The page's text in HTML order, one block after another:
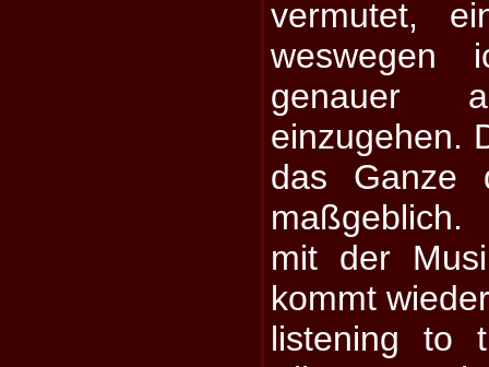
vermutet,
weswegen
genauer
einzugehen.
das Ganze
mit der
kommt
listening to